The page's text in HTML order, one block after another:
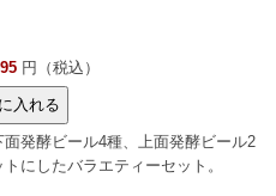
円（税込）
面発酵ビール4種、上面発酵ビール2
にしたバラエティーセット。